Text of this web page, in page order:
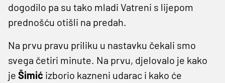
dogodilo pa su tako mladi Vatreni s lijepom
prednošću otišli na predah.
Na prvu pravu priliku u nastavku čekali smo
svega četiri minute. Na prvu, djelovalo je kako
je Šimić izborio kazneni udarac i kako će